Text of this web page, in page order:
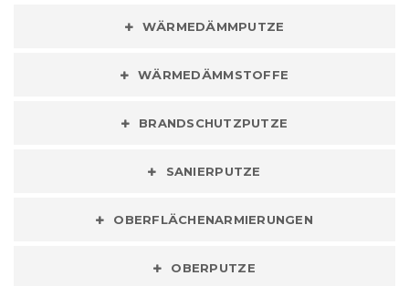
WÄRMEDÄMMPUTZE
WÄRMEDÄMMSTOFFE
BRANDSCHUTZPUTZE
SANIERPUTZE
OBERFLÄCHENARMIERUNGEN
OBERPUTZE